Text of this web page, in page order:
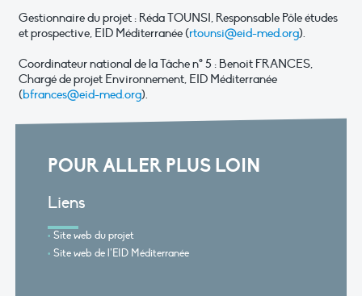
Gestionnaire du projet : Réda TOUNSI, Responsable Pôle études
et prospective, EID Méditerranée (rtounsi@eid-med.org).
Coordinateur national de la Tâche n° 5 : Benoit FRANCES,
Chargé de projet Environnement, EID Méditerranée
(bfrances@eid-med.org).
POUR ALLER PLUS LOIN
Liens
Site web du projet
Site web de l’EID Méditerranée